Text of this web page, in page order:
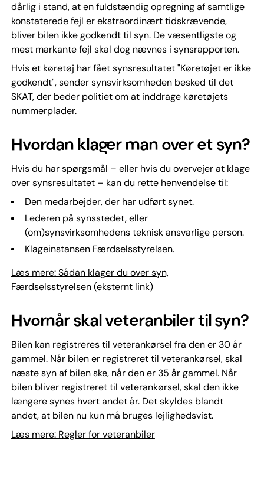
dårlig i stand, at en fuldstændig opregning af samtlige
konstaterede fejl er ekstraordinært tidskrævende,
bliver bilen ikke godkendt til syn. De væsentligste og
mest markante fejl skal dog nævnes i synsrapporten.
Hvis et køretøj har fået synsresultatet "Køretøjet er ikke
godkendt", sender synsvirksomheden besked til det
SKAT, der beder politiet om at inddrage køretøjets
nummerplader.
Hvordan klager man over et syn?
Hvis du har spørgsmål – eller hvis du overvejer at klage
over synsresultatet – kan du rette henvendelse til:
Den medarbejder, der har udført synet.
Lederen på synsstedet, eller
(om)synsvirksomhedens teknisk ansvarlige person.
Klageinstansen Færdselsstyrelsen.
Læs mere: Sådan klager du over syn,
Færdselsstyrelsen(eksternt link)
Hvornår skal veteranbiler til syn?
Bilen kan registreres til veterankørsel fra den er 30 år
gammel. Når bilen er registreret til veterankørsel, skal
næste syn af bilen ske, når den er 35 år gammel. Når
bilen bliver registreret til veterankørsel, skal den ikke
længere synes hvert andet år. Det skyldes blandt
andet, at bilen nu kun må bruges lejlighedsvist.
Læs mere: Regler for veteranbiler